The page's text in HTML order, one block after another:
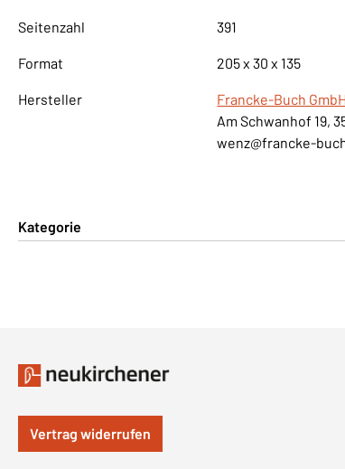
Seitenzahl 391
Format 205 x 30 x 135
Hersteller
Francke-Buch GmbH
Am Schwanhof 19,
wenz@francke-
Kategorie
Vertrag widerrufen